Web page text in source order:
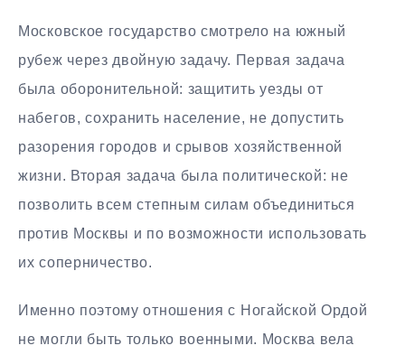
Московское государство смотрело на южный
рубеж через двойную задачу. Первая задача
была оборонительной: защитить уезды от
набегов, сохранить население, не допустить
разорения городов и срывов хозяйственной
жизни. Вторая задача была политической: не
позволить всем степным силам объединиться
против Москвы и по возможности использовать
их соперничество.
Именно поэтому отношения с Ногайской Ордой
не могли быть только военными. Москва вела